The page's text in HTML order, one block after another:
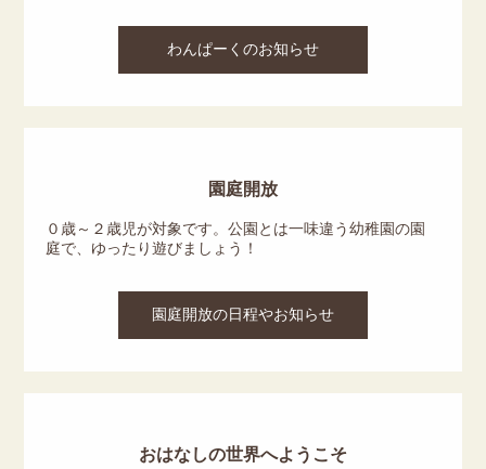
わんぱーくのお知らせ
園庭開放
０歳～２歳児が対象です。公園とは一味違う幼稚園の園
庭で、ゆったり遊びましょう！
園庭開放の日程やお知らせ
おはなしの世界へようこそ